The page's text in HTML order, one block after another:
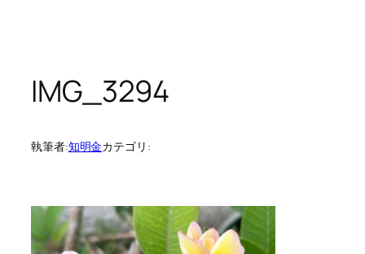
IMG_3294
執筆者:知明金カテゴリ: